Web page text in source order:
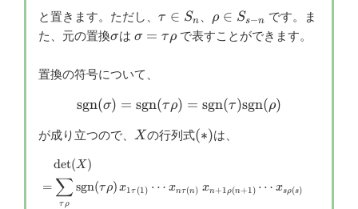
と置きます。ただし、 \tau
\in
τ ∈ Sn
\rho
\in
ρ ∈ Ss−n です。ま
た、元の置換\sigma
σは \sigma=\tau
σ = τρで表すことができます。
置換の符号について、
{\rm sgn}(\sigma) = {\rm
sgn(σ) = sgn(τρ) = sgn(τ)sgn(ρ)
が成り立つので、 X
X の行列式(*)
(∗)は、
det(X)
=
τρ
∑ sgn(τρ) x1τ (1) ⋯ xnτ (n) xn+1 ρ(n+1) ⋯ xsρ(s)